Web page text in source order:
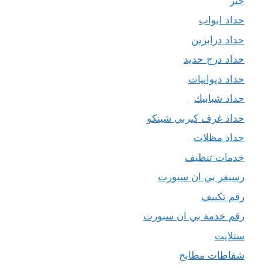
حداد ابواب
حداد درابزين
حداد درج حديد
حداد ديوانيات
حداد شبابيك
حداد غرف كيربي شينكو
حداد مظلات
خدمات تنظيف
رسيفر بي ان سبورت
رقم تكييف
رقم خدمة بي ان سبورت
ستلايت
شفاطات مطابخ